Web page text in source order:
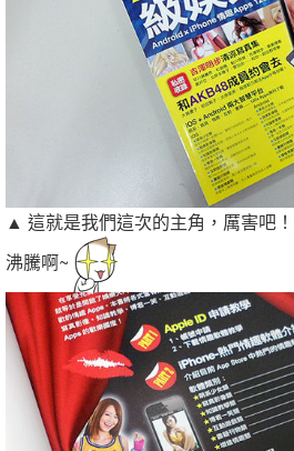
▲ 這就是我們這次的主角，厲害吧
沸騰啊~